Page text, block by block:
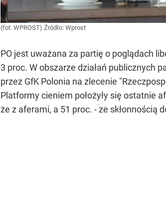
(fot. WPROST) Źródło: Wprost
PO jest uważana za partię o poglądach
3 proc. W obszarze działań publicznych
przez GfK Polonia na zlecenie
Platformy cieniem położyły się ostatnie
że z aferami, a 51 proc. - ze skłonnością